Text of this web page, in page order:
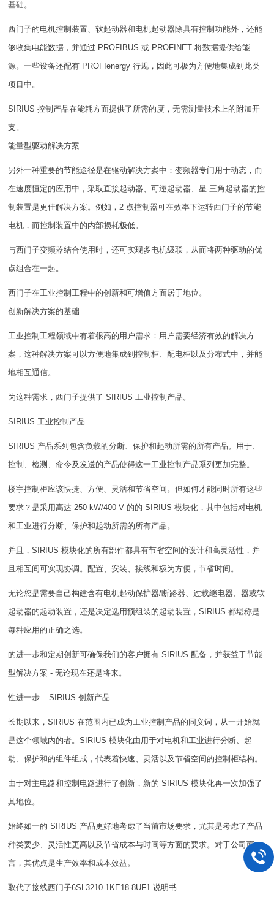
基础。
西门子的电机控制装置、软起动器和电机起动器除具有控制功能外，还能
够收集电能数据，并通过 PROFIBUS 或 PROFINET 将数据提供给能
源。一些设备还配有 PROFIenergy 行规，因此可极为方便地集成到此类
项目中。
SIRIUS 控制产品在能耗方面提供了所需的度，无需测量技术上的附加开
支。
能量型驱动解决方案
另外一种重要的节能途径是在驱动解决方案中：变频器专门用于动态，而
在速度恒定的应用中，采取直接起动器、可逆起动器、星-三角起动器的控
制装置是更佳解决方案。例如，2 点控制器可在效率下运转西门子的节能
电机，而控制装置中的内部损耗极低。
与西门子变频器结合使用时，还可实现多电机级联，从而将两种驱动的优
点组合在一起。
西门子在工业控制工程中的创新和可增值方面居于地位。
创新解决方案的基础
工业控制工程领域中有着很高的用户需求：用户需要经济有效的解决方
案，这种解决方案可以方便地集成到控制柜、配电柜以及分布式中，并能
地相互通信。
为这种需求，西门子提供了 SIRIUS 工业控制产品。
SIRIUS 工业控制产品
SIRIUS 产品系列包含负载的分断、保护和起动所需的所有产品。用于、
控制、检测、命令及发送的产品使得这一工业控制产品系列更加完整。
楼宇控制柜应该快捷、方便、灵活和节省空间。但如何才能同时所有这些
要求？是采用高达 250 kW/400 V 的的 SIRIUS 模块化，其中包括对电机
和工业进行分断、保护和起动所需的所有产品。
并且，SIRIUS 模块化的所有部件都具有节省空间的设计和高灵活性，并
且相互间可实现协调。配置、安装、接线和极为方便，节省时间。
无论您是需要自己构建含有电机起动保护器/断路器、过载继电器、器或软
起动器的起动装置，还是决定选用预组装的起动装置，SIRIUS 都堪称是
每种应用的正确之选。
的进一步和定期创新可确保我们的客户拥有 SIRIUS 配备，并获益于节能
型解决方案 - 无论现在还是将来。
性进一步 – SIRIUS 创新产品
长期以来，SIRIUS 在范围内已成为工业控制产品的同义词，从一开始就
是这个领域内的者。SIRIUS 模块化由用于对电机和工业进行分断、起
动、保护和的组件组成，代表着快速、灵活以及节省空间的控制柜结构。
由于对主电路和控制电路进行了创新，新的 SIRIUS 模块化再一次加强了
其地位。
始终如一的 SIRIUS 产品更好地考虑了当前市场要求，尤其是考虑了产品
种类要少、灵活性更高以及节省成本与时间等方面的要求。对于公司而
言，其优点是生产效率和成本效益。
取代了接线西门子6SL3210-1KE18-8UF1 说明书